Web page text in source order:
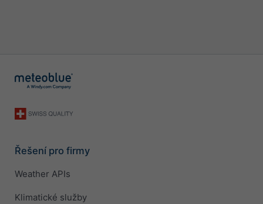
Řešení pro firmy
Weather APIs
Klimatické služby